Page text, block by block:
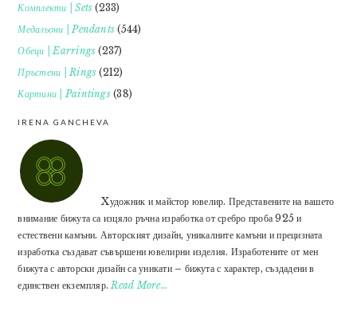
Комплекти | Sets (233)
Медальони | Pendants (544)
Обеци | Earrings (237)
Пръстени | Rings (212)
Картини | Paintings(38)
IRENA GANCHEVA
Xудожник и майстор ювелир. Представените на вашето
внимание бижута са изцяло ръчна изработка от сребро проба 925 и
естествени камъни. Авторският дизайн, уникалните камъни и прецизната
изработка създават съвършени ювелирни изделия. Изработените от мен
бижута с авторски дизайн са уникати – бижута с характер, създадени в
единствен екземпляр.Read More…